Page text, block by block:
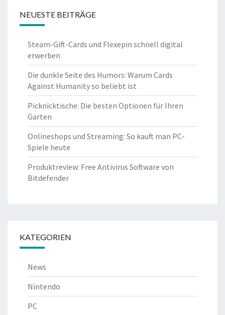
NEUESTE BEITRÄGE
Steam-Gift-Cards und Flexepin schnell digital
erwerben
Die dunkle Seite des Humors: Warum Cards
Against Humanity so beliebt ist
Picknicktische: Die besten Optionen für Ihren
Garten
Onlineshops und Streaming: So kauft man PC-
Spiele heute
Produktreview: Free Antivirus Software von
Bitdefender
KATEGORIEN
News
Nintendo
PC